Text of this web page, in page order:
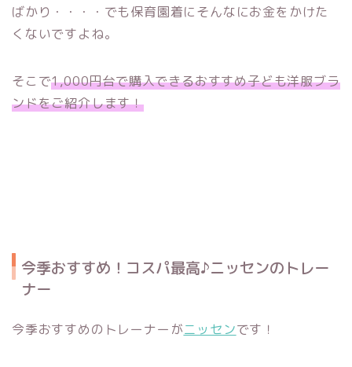
ばかり・・・・でも保育園着にそんなにお金をかけた
くないですよね。
そこで1,000円台で購入できるおすすめ子ども洋服ブラ
ンドをご紹介します！
今季おすすめ！コスパ最高♪ニッセンのトレー
ナー
今季おすすめのトレーナーがニッセンです！